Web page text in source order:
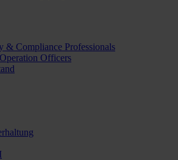
& Compliance Professionals
Officers